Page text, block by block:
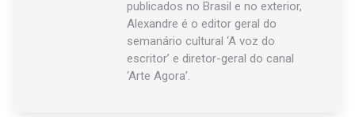
publicados no Brasil e no exterior,
Alexandre é o editor geral do
semanário cultural ‘A voz do
escritor’ e diretor-geral do canal
‘Arte Agora’.